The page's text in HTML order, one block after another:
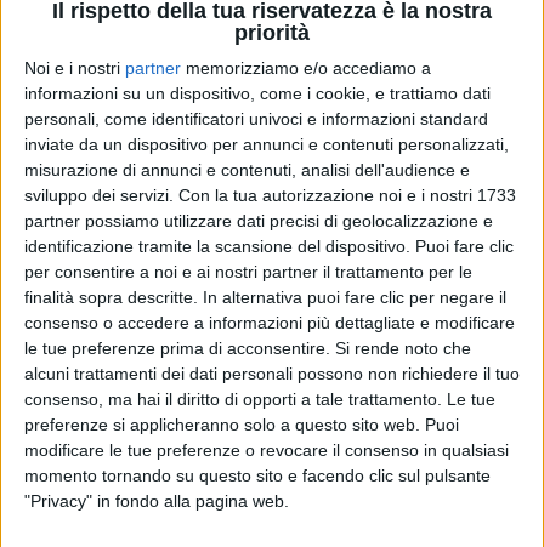
Il rispetto della tua riservatezza è la nostra
priorità
Noi e i nostri partner memorizziamo e/o accediamo a
informazioni su un dispositivo, come i cookie, e trattiamo dati
personali, come identificatori univoci e informazioni standard
inviate da un dispositivo per annunci e contenuti personalizzati,
misurazione di annunci e contenuti, analisi dell'audience e
sviluppo dei servizi. Con la tua autorizzazione noi e i nostri 1733
partner possiamo utilizzare dati precisi di geolocalizzazione e
identificazione tramite la scansione del dispositivo. Puoi fare clic
per consentire a noi e ai nostri partner il trattamento per le
finalità sopra descritte. In alternativa puoi fare clic per negare il
consenso o accedere a informazioni più dettagliate e modificare
le tue preferenze prima di acconsentire. Si rende noto che
alcuni trattamenti dei dati personali possono non richiedere il tuo
consenso, ma hai il diritto di opporti a tale trattamento. Le tue
preferenze si applicheranno solo a questo sito web. Puoi
modificare le tue preferenze o revocare il consenso in qualsiasi
momento tornando su questo sito e facendo clic sul pulsante
"Privacy" in fondo alla pagina web.
"DIAMANTI" 14 dic 2024
Mina, il singolo “L'amore vero” per il nuovo
film di Ferzan Özpetek
La canzone è già arrivata su Radio Italia
solomusicaitaliana, il film sarà in sala dal 19 dicembre
diDaniele Verderio